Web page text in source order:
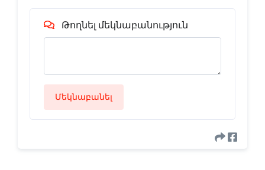
Թողնել մեկնաբանություն
Մեկնաբանել